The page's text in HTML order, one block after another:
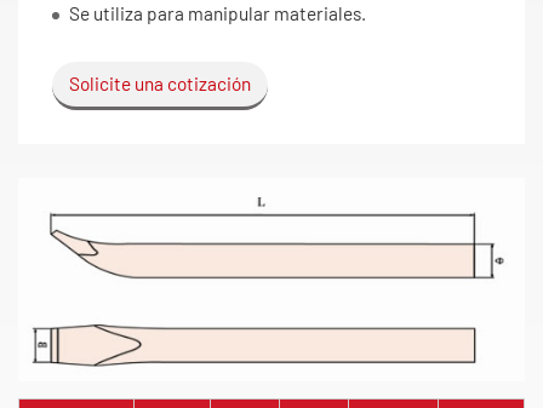
Se utiliza para manipular materiales.
Solicite una cotización